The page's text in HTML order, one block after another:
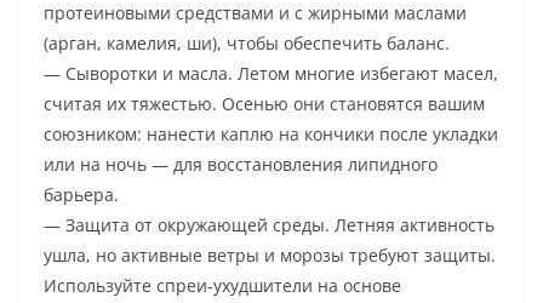
протеиновыми средствами и с жирными маслами
(арган, камелия, ши), чтобы обеспечить баланс.
— Сыворотки и масла. Летом многие избегают масел,
считая их тяжестью. Осенью они становятся вашим
союзником: нанести каплю на кончики после укладки
или на ночь — для восстановления липидного
барьера.
— Защита от окружающей среды. Летняя активность
ушла, но активные ветры и морозы требуют защиты.
Используйте спреи-ухудшители на основе